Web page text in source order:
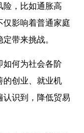
险，比如通胀高
仅影响着普通家庭
带来挑战。
如何为社会各阶
的创业、就业机
认识到，降低贸易